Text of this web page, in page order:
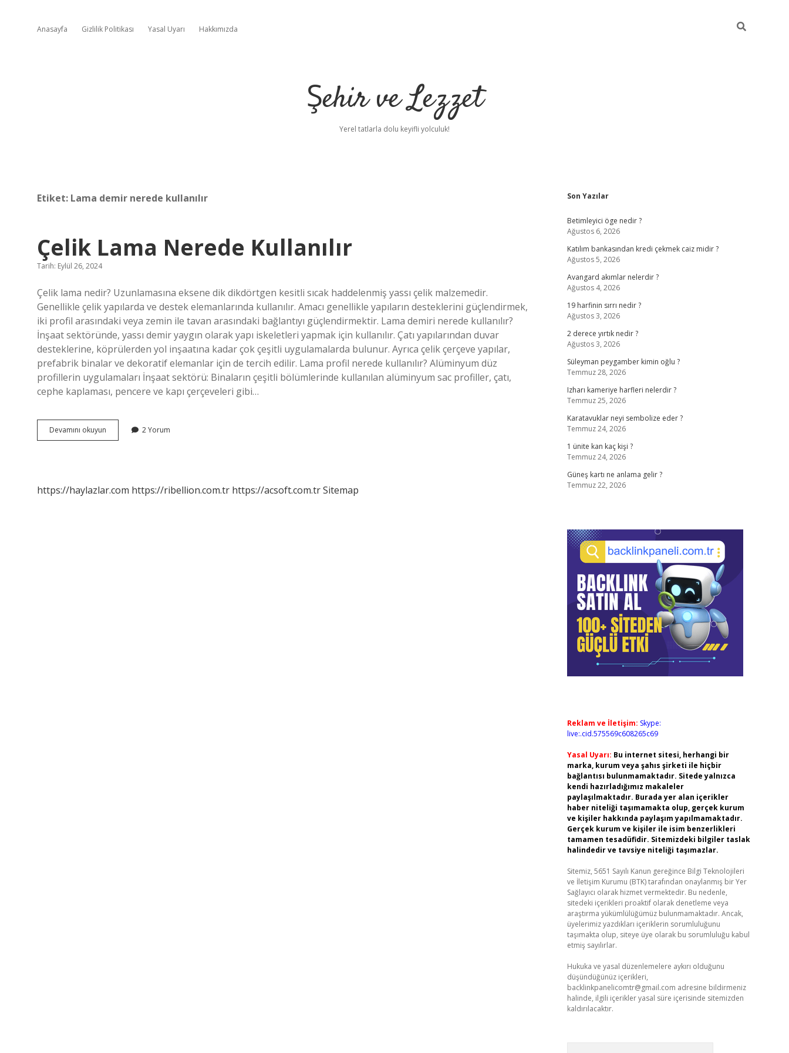
Anasayfa Gizlilik Politikası Yasal Uyarı Hakkımızda
Şehir ve Lezzet
Yerel tatlarla dolu keyifli yolculuk!
Etiket: Lama demir nerede kullanılır
Çelik Lama Nerede Kullanılır
Tarih: Eylül 26, 2024
Çelik lama nedir? Uzunlamasına eksene dik dikdörtgen kesitli sıcak haddelenmiş yassı çelik malzemedir.
Genellikle çelik yapılarda ve destek elemanlarında kullanılır. Amacı genellikle yapıların desteklerini güçlendirmek,
iki profil arasındaki veya zemin ile tavan arasındaki bağlantıyı güçlendirmektir. Lama demiri nerede kullanılır?
İnşaat sektöründe, yassı demir yaygın olarak yapı iskeletleri yapmak için kullanılır. Çatı yapılarından duvar
desteklerine, köprülerden yol inşaatına kadar çok çeşitli uygulamalarda bulunur. Ayrıca çelik çerçeve yapılar,
prefabrik binalar ve dekoratif elemanlar için de tercih edilir. Lama profil nerede kullanılır? Alüminyum düz
profillerin uygulamaları İnşaat sektörü: Binaların çeşitli bölümlerinde kullanılan alüminyum sac profiller, çatı,
cephe kaplaması, pencere ve kapı çerçeveleri gibi…
Devamını okuyun
Lama
2 Yorum
https://haylazlar.com https://ribellion.com.tr https://acsoft.com.trSitemap
Sidebar
Son Yazılar
Betimleyici öge nedir ?
Ağustos 6, 2026
Katılım bankasından kredi çekmek caiz midir ?
Ağustos 5, 2026
Avangard akımlar nelerdir ?
Ağustos 4, 2026
19 harfinin sırrı nedir ?
Ağustos 3, 2026
2 derece yırtık nedir ?
Ağustos 3, 2026
Süleyman peygamber kimin oğlu ?
Temmuz 28, 2026
Izharı kameriye harfleri nelerdir ?
Temmuz 25, 2026
Karatavuklar neyi sembolize eder ?
Temmuz 24, 2026
1 ünite kan kaç kişi ?
Temmuz 24, 2026
Güneş kartı ne anlama gelir ?
Temmuz 22, 2026
Reklam ve İletişim: Skype:
live:.cid.575569c608265c69
Yasal Uyarı: Bu internet sitesi, herhangi bir
marka, kurum veya şahıs şirketi ile hiçbir
bağlantısı bulunmamaktadır. Sitede yalnızca
kendi hazırladığımız makaleler
paylaşılmaktadır. Burada yer alan içerikler
haber niteliği taşımamakta olup, gerçek kurum
ve kişiler hakkında paylaşım yapılmamaktadır.
Gerçek kurum ve kişiler ile isim benzerlikleri
tamamen tesadüfidir. Sitemizdeki bilgiler taslak
halindedir ve tavsiye niteliği taşımazlar.
Sitemiz, 5651 Sayılı Kanun gereğince Bilgi Teknolojileri
ve İletişim Kurumu (BTK) tarafından onaylanmış bir Yer
Sağlayıcı olarak hizmet vermektedir. Bu nedenle,
sitedeki içerikleri proaktif olarak denetleme veya
araştırma yükümlülüğümüz bulunmamaktadır. Ancak,
üyelerimiz yazdıkları içeriklerin sorumluluğunu
taşımakta olup, siteye üye olarak bu sorumluluğu kabul
etmiş sayılırlar.
Hukuka ve yasal düzenlemelere aykırı olduğunu
düşündüğünüz içerikleri,
backlinkpanelicomtr@gmail.com adresine bildirmeniz
halinde, ilgili içerikler yasal süre içerisinde sitemizden
kaldırılacaktır.